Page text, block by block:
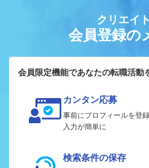
クリエイ
会員登録の
会員限定機能であなたの転職活動
カンタン応募
事前にプロフィールを登
入力が簡単に
検索条件の保存